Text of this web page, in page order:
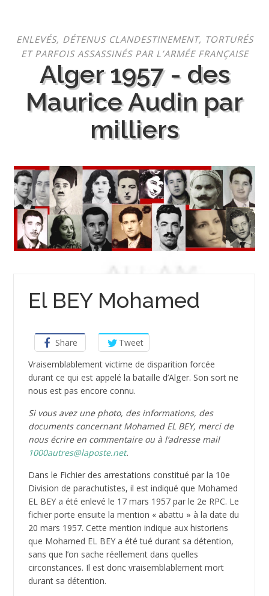
contenu
ENLEVÉS, DÉTENUS CLANDESTINEMENT, TORTURÉS
ET PARFOIS ASSASSINÉS PAR L’ARMÉE FRANÇAISE
Alger 1957 - des
Maurice Audin par
milliers
El BEY Mohamed
Share
Tweet
Vraisemblablement victime de disparition forcée
durant ce qui est appelé la bataille d’Alger. Son sort ne
nous est pas encore connu.
Si vous avez une photo, des informations, des
documents concernant Mohamed EL BEY, merci de
nous écrire en commentaire ou à l’adresse mail
1000autres@laposte.net.
Dans le Fichier des arrestations constitué par la 10e
Division de parachutistes, il est indiqué que Mohamed
EL BEY a été enlevé le 17 mars 1957 par le 2e RPC. Le
fichier porte ensuite la mention « abattu » à la date du
20 mars 1957. Cette mention indique aux historiens
que Mohamed EL BEY a été tué durant sa détention,
sans que l’on sache réellement dans quelles
circonstances. Il est donc vraisemblablement mort
durant sa détention.